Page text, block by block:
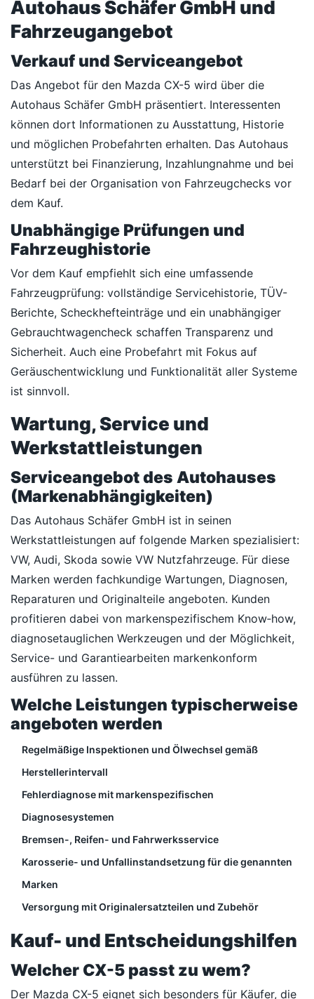
Autohaus Schäfer GmbH und
Fahrzeugangebot
Verkauf und Serviceangebot
Das Angebot für den Mazda CX-5 wird über die
Autohaus Schäfer GmbH präsentiert. Interessenten
können dort Informationen zu Ausstattung, Historie
und möglichen Probefahrten erhalten. Das Autohaus
unterstützt bei Finanzierung, Inzahlungnahme und bei
Bedarf bei der Organisation von Fahrzeugchecks vor
dem Kauf.
Unabhängige Prüfungen und
Fahrzeughistorie
Vor dem Kauf empfiehlt sich eine umfassende
Fahrzeugprüfung: vollständige Servicehistorie, TÜV-
Berichte, Scheckhefteinträge und ein unabhängiger
Gebrauchtwagencheck schaffen Transparenz und
Sicherheit. Auch eine Probefahrt mit Fokus auf
Geräuschentwicklung und Funktionalität aller Systeme
ist sinnvoll.
Wartung, Service und
Werkstattleistungen
Serviceangebot des Autohauses
(Markenabhängigkeiten)
Das Autohaus Schäfer GmbH ist in seinen
Werkstattleistungen auf folgende Marken spezialisiert:
VW, Audi, Skoda sowie VW Nutzfahrzeuge. Für diese
Marken werden fachkundige Wartungen, Diagnosen,
Reparaturen und Originalteile angeboten. Kunden
profitieren dabei von markenspezifischem Know‑how,
diagnosetauglichen Werkzeugen und der Möglichkeit,
Service- und Garantiearbeiten markenkonform
ausführen zu lassen.
Welche Leistungen typischerweise
angeboten werden
Regelmäßige Inspektionen und Ölwechsel gemäß
Herstellerintervall
Fehlerdiagnose mit markenspezifischen
Diagnosesystemen
Bremsen-, Reifen- und Fahrwerksservice
Karosserie- und Unfallinstandsetzung für die genannten
Marken
Versorgung mit Originalersatzteilen und Zubehör
Kauf- und Entscheidungshilfen
Welcher CX-5 passt zu wem?
Der Mazda CX-5 eignet sich besonders für Käufer, die